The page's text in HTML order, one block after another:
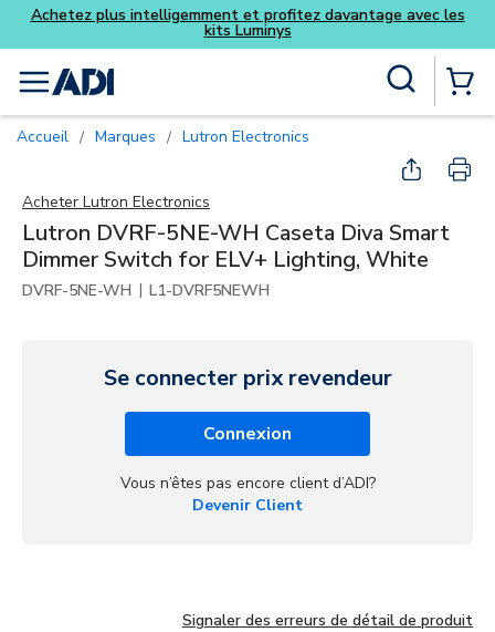
Skip to main content
davantage avec les
menu
Accueil / Marques / Lutron Electronics
Acheter Lutron Electronics
Lutron DVRF-5NE-WH Caseta Diva Smart
Dimmer Switch for ELV+ Lighting, White
DVRF-5NE-WH | L1-DVRF5NEWH
Se connecter prix revendeur
Connexion
Vous n’êtes pas encore client d’ADI?
Devenir Client
Signaler des erreurs de détail de produit